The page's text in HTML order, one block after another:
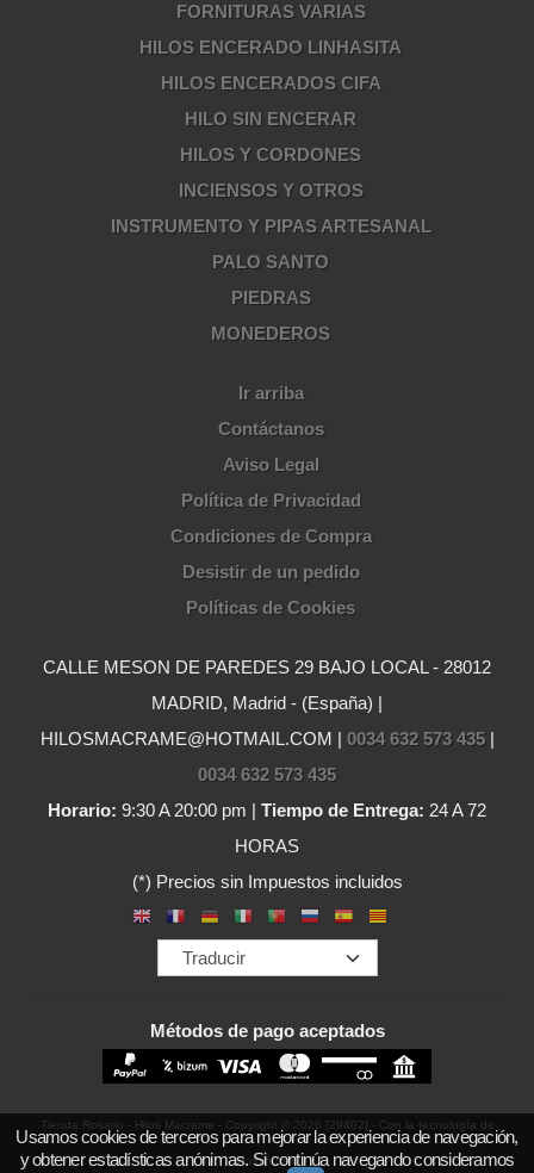
FORNITURAS VARIAS
HILOS ENCERADO LINHASITA
HILOS ENCERADOS CIFA
HILO SIN ENCERAR
HILOS Y CORDONES
INCIENSOS Y OTROS
INSTRUMENTO Y PIPAS ARTESANAL
PALO SANTO
PIEDRAS
MONEDEROS
Ir arriba
Contáctanos
Aviso Legal
Política de Privacidad
Condiciones de Compra
Desistir de un pedido
Políticas de Cookies
CALLE MESON DE PAREDES 29 BAJO LOCAL - 28012
MADRID, Madrid - (España) |
HILOSMACRAME@HOTMAIL.COM | 0034 632 573 435|
0034 632 573 435
Horario: 9:30 A 20:00 pm | Tiempo de Entrega: 24 A 72
HORAS
(*) Precios sin Impuestos incluidos
Métodos de pago aceptados
Tienda Rosario - Hilos Macrame - Copyright © 2026 [29402] - Con la tecnología de
Palbin.com
Usamos cookies de terceros para mejorar la experiencia de navegación,
y obtener estadísticas anónimas. Si continúa navegando consideramos